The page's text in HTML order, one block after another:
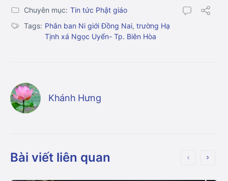
Chuyên mục: Tin tức Phật giáo
Tags: Phân ban Ni giới Đồng Nai, trường Hạ
Tịnh xá Ngọc Uyển- Tp. Biên Hòa
Khánh Hưng
Bài viết liên quan